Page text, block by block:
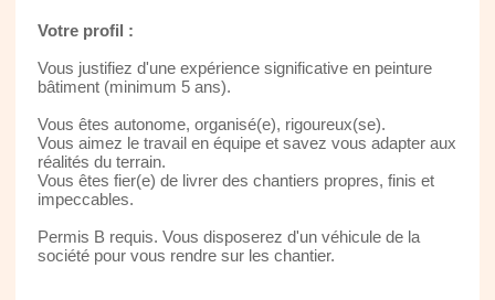
Votre profil :
Vous justifiez d'une expérience significative en peinture
bâtiment (minimum 5 ans).
Vous êtes autonome, organisé(e), rigoureux(se).
Vous aimez le travail en équipe et savez vous adapter aux
réalités du terrain.
Vous êtes fier(e) de livrer des chantiers propres, finis et
impeccables.
Permis B requis. Vous disposerez d'un véhicule de la
société pour vous rendre sur les chantier.